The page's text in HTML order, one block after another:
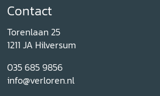
Contact
Torenlaan 25
1211 JA Hilversum
035 685 9856
info@verloren.nl